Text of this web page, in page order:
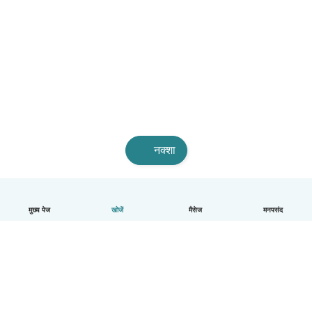
मुख्य पेज खोजें मैसेज मनपसंद
नक्शा